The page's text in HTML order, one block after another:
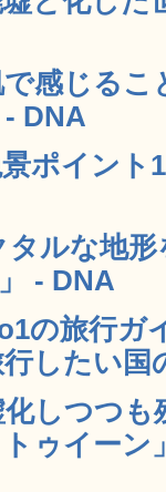
感じる
DNA
ポイント
ルな地
- DNA
の旅行ガ
したい
しつつ
ゥイーン